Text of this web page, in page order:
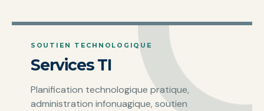
SOUTIEN TECHNOLOGIQUE
Services TI
Planification technologique pratique,
administration infonuagique, soutien